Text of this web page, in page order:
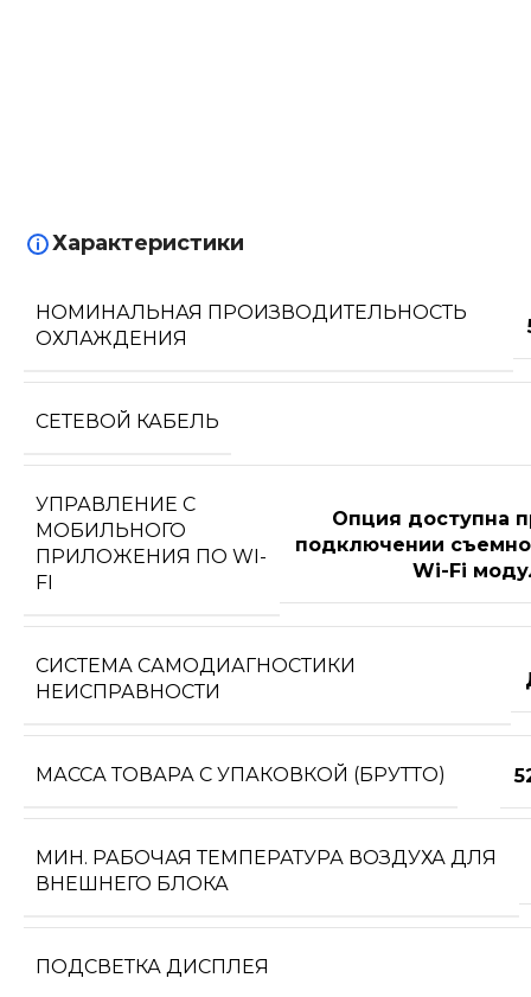
Характеристики
НОМИНАЛЬНАЯ ПРОИЗВОДИТЕЛЬНОСТЬ
ОХЛАЖДЕНИЯ
СЕТЕВОЙ КАБЕЛЬ
УПРАВЛЕНИЕ C
МОБИЛЬНОГО
ПРИЛОЖЕНИЯ ПО WI-
FI
Опция доступна
подключении
Wi-Fi
СИСТЕМА САМОДИАГНОСТИКИ
НЕИСПРАВНОСТИ
МАССА ТОВАРА С УПАКОВКОЙ (БРУТТО)
МИН. РАБОЧАЯ ТЕМПЕРАТУРА ВОЗДУХА ДЛЯ
ВНЕШНЕГО БЛОКА
ПОДСВЕТКА ДИСПЛЕЯ